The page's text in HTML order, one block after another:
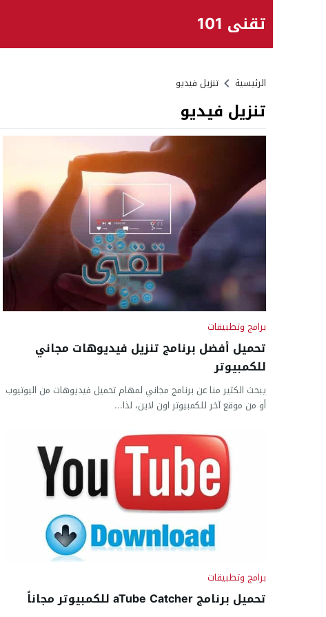
تقني 101
الرئيسية تنزيل فيديو
تنزيل فيديو
برامج وتطبيقات
تحميل أفضل برنامج تنزيل فيديوهات مجاني
للكمبيوتر
يبحث الكثير منا عن برنامج مجاني لمهام تحميل فيديوهات من اليوتيوب
أو من موقع آخر للكمبيوتر اون لاين، لذا...
برامج وتطبيقات
تحميل برنامج aTube Catcher للكمبيوتر مجاناً